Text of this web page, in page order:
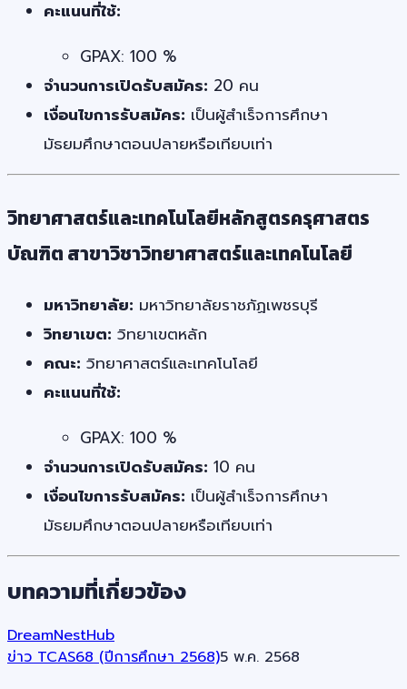
คะแนนที่ใช้:
GPAX: 100 %
จำนวนการเปิดรับสมัคร: 20 คน
เงื่อนไขการรับสมัคร: เป็นผู้สำเร็จการศึกษา
มัธยมศึกษาตอนปลายหรือเทียบเท่า
วิทยาศาสตร์และเทคโนโลยีหลักสูตรครุศาสตร
บัณฑิต สาขาวิชาวิทยาศาสตร์และเทคโนโลยี
มหาวิทยาลัย: มหาวิทยาลัยราชภัฏเพชรบุรี
วิทยาเขต: วิทยาเขตหลัก
คณะ: วิทยาศาสตร์และเทคโนโลยี
คะแนนที่ใช้:
GPAX: 100 %
จำนวนการเปิดรับสมัคร: 10 คน
เงื่อนไขการรับสมัคร: เป็นผู้สำเร็จการศึกษา
มัธยมศึกษาตอนปลายหรือเทียบเท่า
บทความที่เกี่ยวข้อง
DreamNestHub
ข่าว TCAS68 (ปีการศึกษา 2568)5 พ.ค. 2568